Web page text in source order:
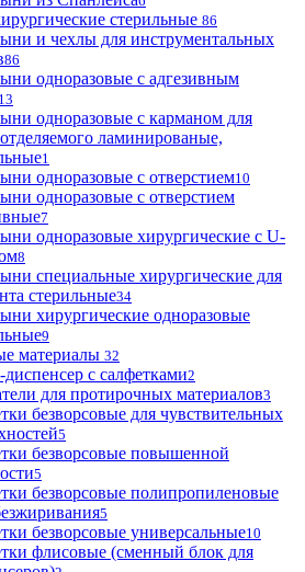
стерильные 86
и чехлы для инструментальных
86
одноразовые с адгезивным
13
одноразовые с карманом для
ламинированые,
1
одноразовые с отверстием10
одноразовые с отверстием
7
одноразовые хирургические с U-
8
специальные хирургические для
стерильные34
хирургические одноразовые
9
материалы 32
с салфетками2
для протирочных материалов3
безворсовые для чувствительных
5
безворсовые повышенной
5
безворсовые полипропиленовые
5
безворсовые универсальные10
флисовые (сменный блок для